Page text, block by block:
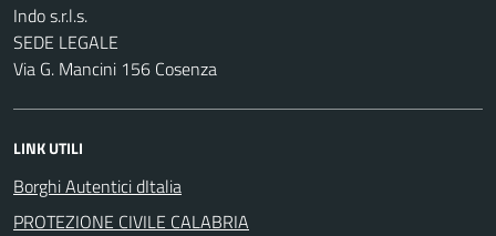
Indo s.r.l.s.
SEDE LEGALE
Via G. Mancini 156 Cosenza
LINK UTILI
Borghi Autentici dItalia
PROTEZIONE CIVILE CALABRIA